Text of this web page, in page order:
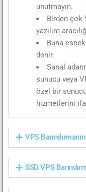
unutmayın.
Birden çok
yazılım
Buna
denir.
Sanal
sunucu veya
özel bir
hizmetlerini
VPS
SSD VPS